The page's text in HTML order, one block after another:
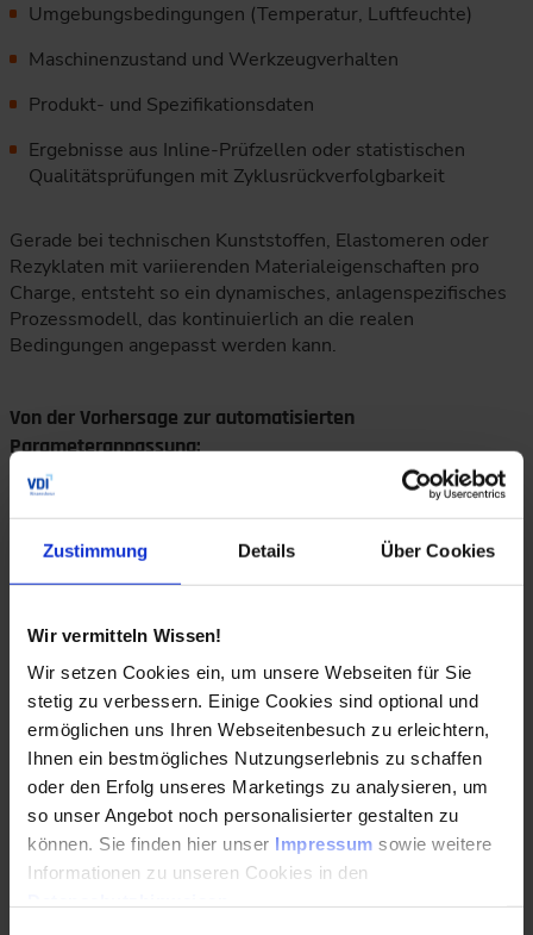
Zustimmung Details Über Cookies
Wir vermitteln Wissen!
Wir setzen Cookies ein, um unsere Webseiten für Sie
stetig zu verbessern. Einige Cookies sind optional und
ermöglichen uns Ihren Webseitenbesuch zu erleichtern,
Ihnen ein bestmögliches Nutzungserlebnis zu schaffen
oder den Erfolg unseres Marketings zu analysieren, um
so unser Angebot noch personalisierter gestalten zu
können. Sie finden hier unser Impressum sowie weitere
Informationen zu unseren Cookies in den
Die Grafik zeigt das Ergebnis einer Prozessoptimierung
Umgebungsbedingungen (Temperatur, Luftfeuchte)
Maschinenzustand und Werkzeugverhalten
Produkt- und Spezifikationsdaten
Ergebnisse aus Inline-Prüfzellen oder statistischen
Qualitätsprüfungen mit Zyklusrückverfolgbarkeit
Gerade bei technischen Kunststoffen, Elastomeren oder
Rezyklaten mit variierenden Materialeigenschaften pro
Charge, entsteht so ein dynamisches, anlagenspezifisches
Prozessmodell, das kontinuierlich an die realen
Bedingungen angepasst werden kann.
Von der Vorhersage zur automatisierten
Parameteranpassung:
Ausschusswahrscheinlichkeit. Erkennt das System ein
erhöhtes Produktivitätsverlustrisiko, generiert es situative
Nachdruckprofile oder Werkzeugtemperaturen. Dabei
erfolgen diese Anpassungen ausschließlich innerhalb
validierter Prozessfenster. Bei Freigabe werden jeweilige
Parameter dokumentiert und direkt in die
Maschinensteuerung zurückgeschrieben.